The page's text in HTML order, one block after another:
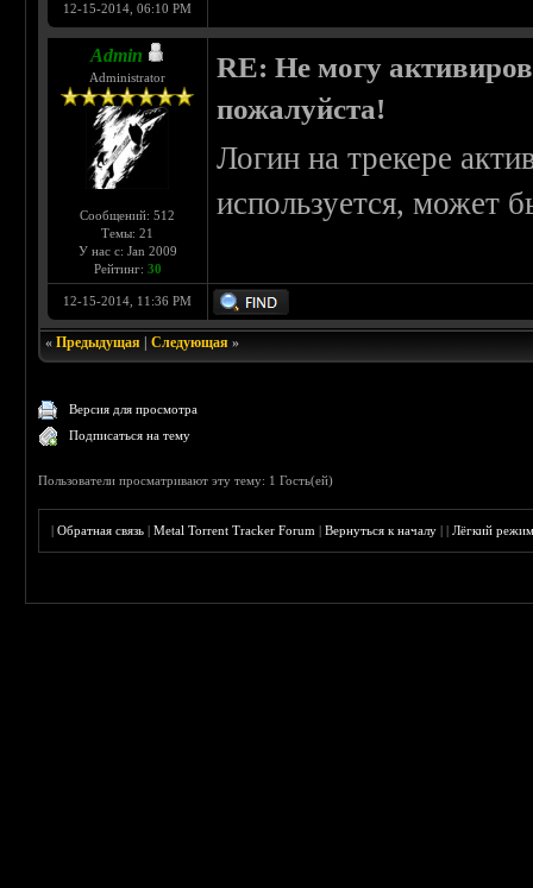
12-15-2014, 06:10 PM
Admin
Administrator
Сообщений: 512
Темы: 21
У нас с: Jan 2009
Рейтинг: 30
RE: Не могу
пожалуйста!
Логин на трекере
используется, может
12-15-2014, 11:36 PM
«Предыдущая |Следующая »
Версия для просмотра
Подписаться на тему
Пользователи просматривают эту тему: 1 Гость(ей)
|Обратная связь |Metal Torrent Tracker Forum |Вернуться к началу ||Лёгкий